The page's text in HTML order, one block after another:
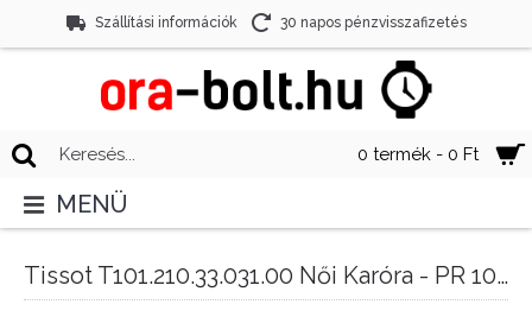
Szállítási információk 30 napos pénzvisszafizetés
0 termék - 0 Ft
MENÜ
Tissot T101.210.33.031.00 Női Karóra - PR 100